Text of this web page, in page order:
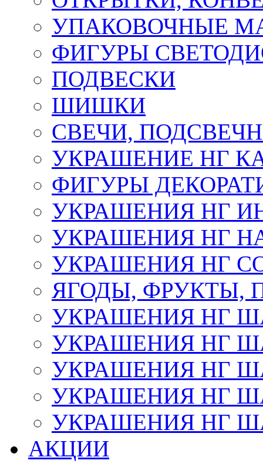
УПАКОВОЧНЫЕ
ФИГУРЫ
ПОДВЕСКИ
ШИШКИ
СВЕЧИ,
УКРАШЕНИЕ НГ
ФИГУРЫ
УКРАШЕНИЯ НГ
УКРАШЕНИЯ НГ
УКРАШЕНИЯ НГ
ЯГОДЫ, ФРУКТЫ,
УКРАШЕНИЯ НГ
УКРАШЕНИЯ НГ
УКРАШЕНИЯ НГ
УКРАШЕНИЯ НГ
УКРАШЕНИЯ НГ
АКЦИИ